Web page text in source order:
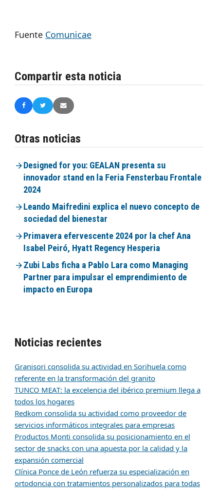
Fuente Comunicae
Compartir esta noticia
Otras noticias
Designed for you: GEALAN presenta su
innovador stand en la Feria Fensterbau Frontale
2024
Leando Maifredini explica el nuevo concepto de
sociedad del bienestar
Primavera efervescente 2024 por la chef Ana
Isabel Peiró, Hyatt Regency Hesperia
Zubi Labs ficha a Pablo Lara como Managing
Partner para impulsar el emprendimiento de
impacto en Europa
Noticias recientes
Granisori consolida su actividad en Sorihuela como
referente en la transformación del granito
TUNCO MEAT: la excelencia del ibérico premium llega a
todos los hogares
Redkom consolida su actividad como proveedor de
servicios informáticos integrales para empresas
Productos Monti consolida su posicionamiento en el
sector de snacks con una apuesta por la calidad y la
expansión comercial
Clínica Ponce de León refuerza su especialización en
ortodoncia con tratamientos personalizados para todas